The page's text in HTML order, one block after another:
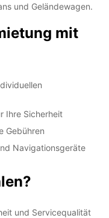
und Geländewagen.
mit
Ihre Sicherheit
Gebühren
Navigationsgeräte
und Servicequalität